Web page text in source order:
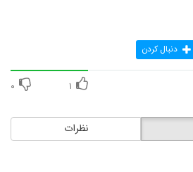
دنبال کردن
۱ ۰
نظرات